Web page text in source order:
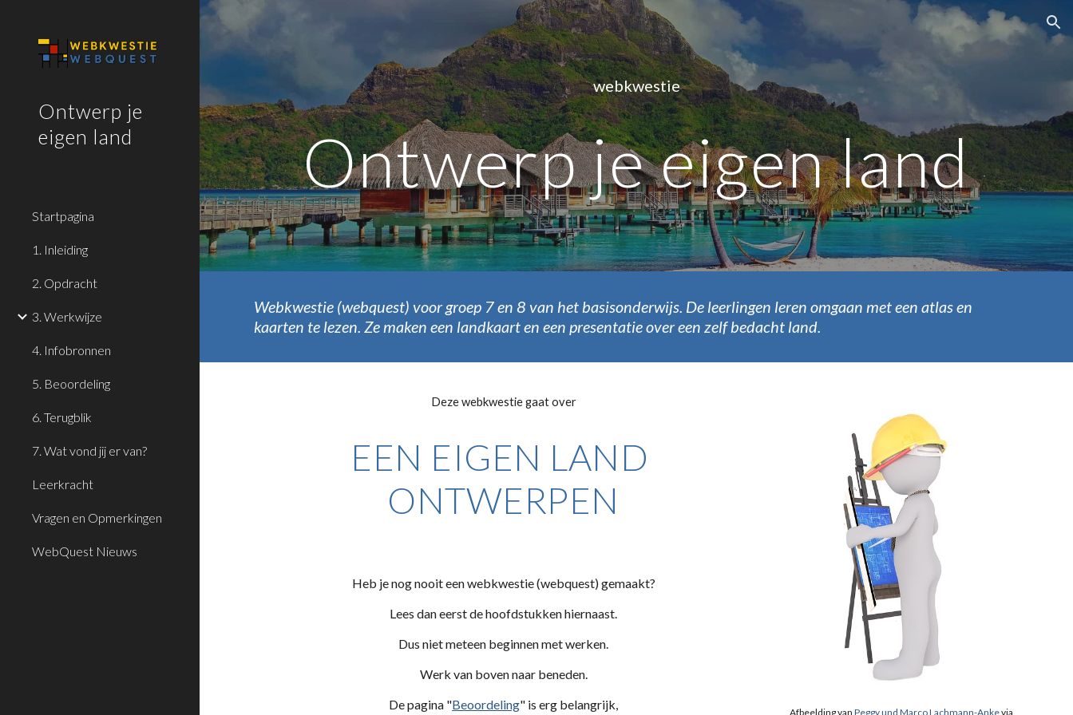
Skip to navigation
Ontwerp je
eigen land
Startpagina
1. Inleiding
2. Opdracht
3. Werkwijze
4. Infobronnen
5. Beoordeling
6. Terugblik
7. Wat vond jij er van?
Leerkracht
Vragen en Opmerkingen
WebQuest Nieuws
webkwestie
Ontwerp je eigen land
Webkwestie (webquest) voor groep 7 en 8 van het basisonderwijs. De leerlingen leren omgaan met een atlas en
kaarten te lezen. Ze maken een landkaart en een presentatie over een zelf bedacht land.
Deze webkwestie gaat over
EEN EIGEN LAND
ONTWERPEN
Heb je nog nooit een webkwestie (webquest) gemaakt?
Lees dan eerst de hoofdstukken hiernaast.
Dus niet meteen beginnen met werken.
Werk van boven naar beneden.
De pagina "Beoordeling" is erg belangrijk,
Afbeelding van Peggy und Marco Lachmann-Anke